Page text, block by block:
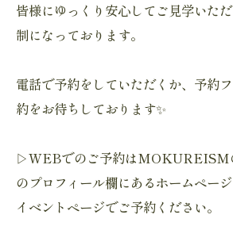
皆様にゆっくり安心してご見学いた
制になっております。
電話で予約をしていただくか、予約
約をお待ちしております✨
▷WEBでのご予約はMOKUREISM
のプロフィール欄にあるホームペー
イベントページでご予約ください。